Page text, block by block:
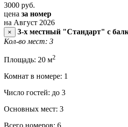
3000 руб.
цена за номер
на Август 2026
×
3-х местный "Стандарт" с
Кол-во мест: 3
Площадь: 20 м2
Комнат в номере: 1
Число гостей: до 3
Основных мест: 3
Всего номеров: 6